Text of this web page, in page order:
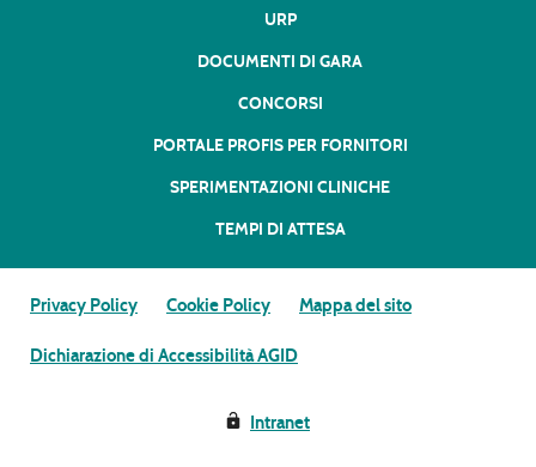
URP
DOCUMENTI DI GARA
CONCORSI
PORTALE PROFIS PER FORNITORI
SPERIMENTAZIONI CLINICHE
TEMPI DI ATTESA
Privacy Policy Cookie Policy Mappa del sito
Dichiarazione di Accessibilità AGID
Intranet